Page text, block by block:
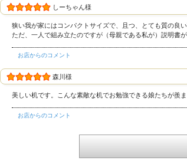
しーちゃん様
狭い我が家にはコンパクトサイズで、且つ、とても質の良
ただ、一人で組み立たのですが（母親である私が）説明書
お店からのコメント
森川様
美しい机です。こんな素敵な机でお勉強できる娘たちが羨ま
お店からのコメント